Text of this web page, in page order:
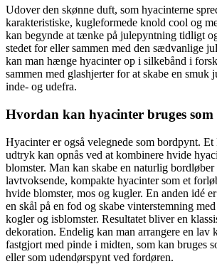
Udover den skønne duft, som hyacinterne
karakteristiske, kugleformede knold cool og
kan begynde at tænke på julepyntning tidligt
stedet for eller sammen med den sædvanlige
kan man hænge hyacinter op i silkebånd i
sammen med glashjerter for at skabe en smuk
inde- og udefra.
Hvordan kan hyacinter bruges
Hyacinter er også velegnede som bordpynt.
udtryk kan opnås ved at kombinere hvide
blomster. Man kan skabe en naturlig bordløber
lavtvoksende, kompakte hyacinter som et
hvide blomster, mos og kugler. En anden idé
en skål på en fod og skabe vinterstemning
kogler og isblomster. Resultatet bliver en
dekoration. Endelig kan man arrangere en lav
fastgjort med pinde i midten, som kan bruges
eller som udendørspynt ved fordøren.